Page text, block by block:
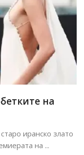
на
иранско злато
на ...